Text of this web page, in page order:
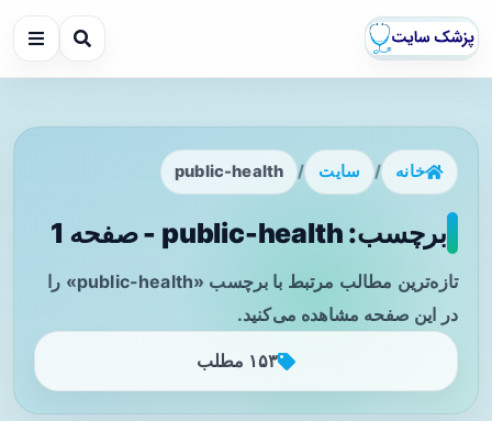
خانه / سایت /
public-health
برچسب: public-health - صفحه 1
تازه‌ترین مطالب مرتبط با برچسب «public-health» را
در این صفحه مشاهده می‌کنید.
۱۵۳ مطلب